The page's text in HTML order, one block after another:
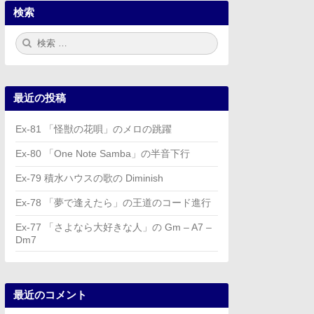
検索
検
索:
最近の投稿
Ex-81 「怪獣の花唄」のメロの跳躍
Ex-80 「One Note Samba」の半音下行
Ex-79 積水ハウスの歌の Diminish
Ex-78 「夢で逢えたら」の王道のコード進行
Ex-77 「さよなら大好きな人」の Gm – A7 –
Dm7
最近のコメント